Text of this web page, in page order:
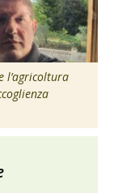
l’agricoltura